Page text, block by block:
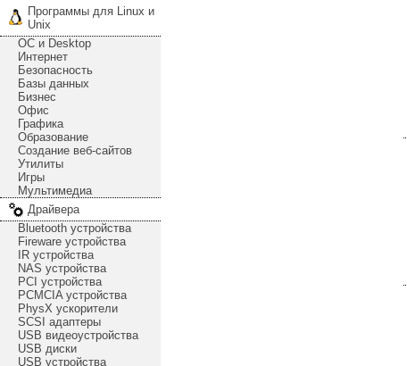
Программы для Linux и
Unix
ОС и Desktop
Интернет
Безопасность
Базы данных
Бизнес
Офис
Графика
Образование
Создание веб-сайтов
Утилиты
Игры
Мультимедиа
Драйвера
Bluetooth устройства
Fireware устройства
IR устройства
NAS устройства
PCI устройства
PCMCIA устройства
PhysX ускорители
SCSI адаптеры
USB видеоустройства
USB диски
USB устройства